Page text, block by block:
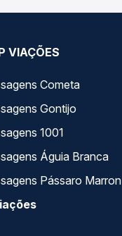
VIAÇÕES
Cometa
Gontijo
1001
Águia Branca
Pássaro Marron